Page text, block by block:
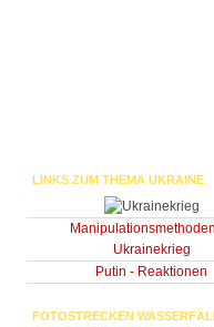
LINKS ZUM THEMA UKRAINE
Ukrainekrieg
Putin - Reaktionen
FOTOSTRECKEN